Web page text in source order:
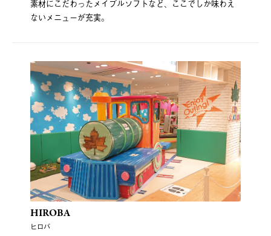
素材にこだわったメイプルソフトなど、ここでしか味わえ
ないメニューが充実。
HIROBA
ヒロバ